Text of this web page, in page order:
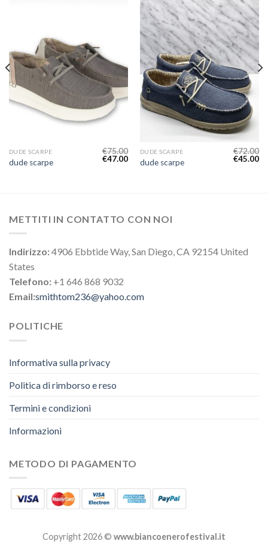
DUDE SCARPE
dude scarpe
€75.00
€47.00
DUDE SCARPE
dude scarpe
€72.00
€45.00
METTITI IN CONTATTO CON NOI
Indirizzo:4906 Ebbtide Way, San Diego, CA 92154 United
States
Telefono: +1 646 868 9032
Email:smithtom236@yahoo.com
POLITICHE
Informativa sulla privacy
Politica di rimborso e reso
Termini e condizioni
Informazioni
METODO DI PAGAMENTO
Copyright 2026 © www.biancoenerofestival.it